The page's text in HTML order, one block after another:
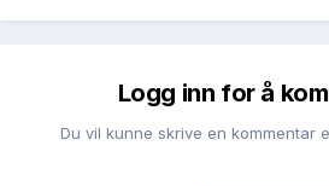
Logg inn for å
Du vil kunne skrive en kommentar